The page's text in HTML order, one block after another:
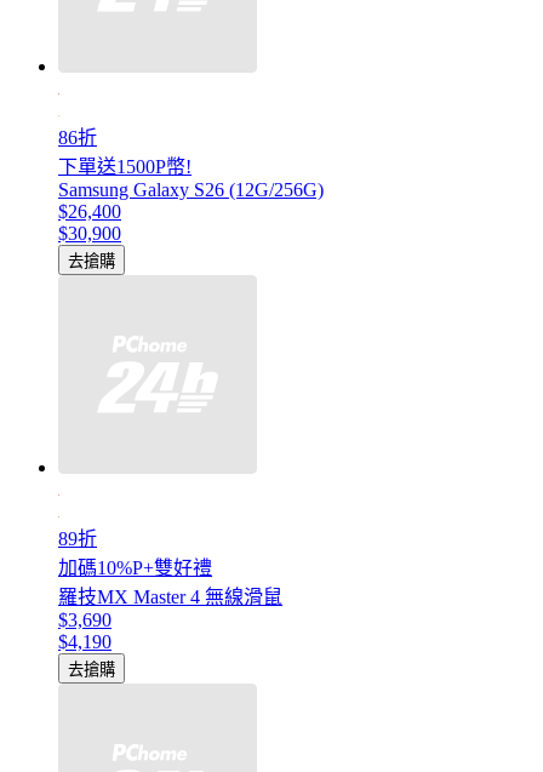
86折
下單送1500P幣!
Samsung Galaxy S26 (12G/256G)
$26,400
$30,900
去搶購
89折
加碼10%P+雙好禮
羅技MX Master 4 無線滑鼠
$3,690
$4,190
去搶購